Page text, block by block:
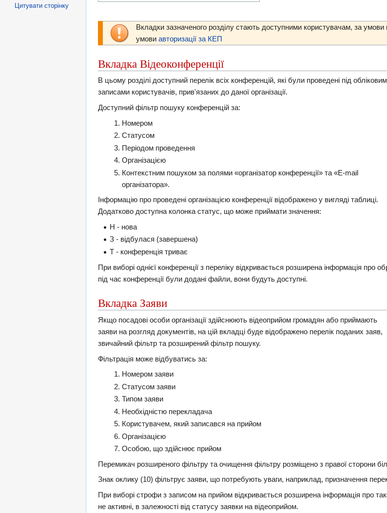
Вкладки зазначеного розділу стають доступними користувачам, за умови
умови авторизації за КЕП
Вкладка Відеоконференції
В цьому розділі доступний перелік всіх конференцій, які були проведені під
записами користувачів, прив'язаних до даної організації.
Доступний фільтр пошуку конференцій за:
Номером
Статусом
Періодом проведення
Організацією
Контекстним пошуком за полями «організатор конференції» та «E-mail
організатора».
Інформацію про проведені організацією конференції відображено у вигляді таблиці.
Додатково доступна колонка статус, що може приймати значення:
Н - нова
З - відбулася (завершена)
Т - конференція триває
При виборі однієї конференції з переліку відкривається розширена інформація
під час конференції були додані файли, вони будуть доступні.
Вкладка Заяви
Якщо посадові особи організації здійснюють відеоприйом громадян або приймають
заяви на розгляд документів, на цій вкладці буде відображено перелік поданих заяв,
звичайний фільтр та розширений фільтр пошуку.
Фільтрація може відбуватись за:
Номером заяви
Статусом заяви
Типом заяви
Необхідністю перекладача
Користувачем, який записався на прийом
Організацією
Особою, що здійснює прийом
Перемикач розширеного фільтру та очищення фільтру розміщено з правої сторони
Знак оклику (10) фільтрує заяви, що потребують уваги, наприклад, призначення
При виборі строфи з записом на прийом відкривається розширена інформація про
не активні, в залежності від статусу заявки на відеоприйом.
Цитувати сторінку